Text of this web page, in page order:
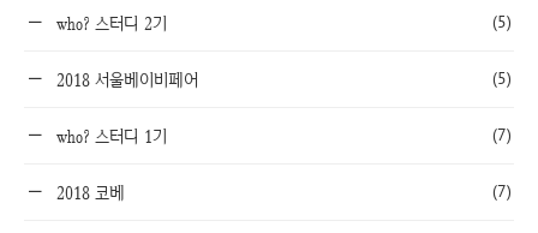
who? 스터디 2기 (5)
2018 서울베이비페어 (5)
who? 스터디 1기 (7)
2018 코베 (7)